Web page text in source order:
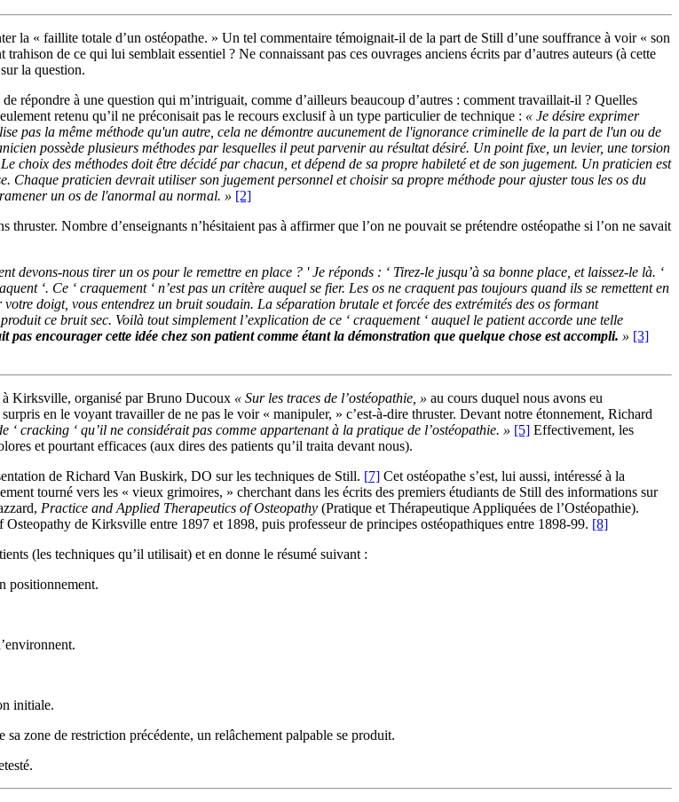
la « faillite totale d’un ostéopathe. » Un tel commentaire témoignait-il de la part de Still d’une souffrance à voir « son
de ce qui lui semblait essentiel ? Ne connaissant pas ces ouvrages anciens écrits par d’autres auteurs (à cette
la question.
répondre à une question qui m’intriguait, comme d’ailleurs beaucoup d’autres : comment travaillait-il ? Quelles
retenu qu’il ne préconisait pas le recours exclusif à un type particulier de technique : « Je désire exprimer
pas la même méthode qu'un autre, cela ne démontre aucunement de l'ignorance criminelle de la part de l'un ou de
possède plusieurs méthodes par lesquelles il peut parvenir au résultat désiré. Un point fixe, un levier, une torsion
choix des méthodes doit être décidé par chacun, et dépend de sa propre habileté et de son jugement. Un praticien est
Chaque praticien devrait utiliser son jugement personnel et choisir sa propre méthode pour ajuster tous les os du
un os de l'anormal au normal. » [2]
Nombre d’enseignants n’hésitaient pas à affirmer que l’on ne pouvait se prétendre ostéopathe si l’on ne savait
devons-nous tirer un os pour le remettre en place ? ' Je réponds : ‘ Tirez-le jusqu’à sa bonne place, et laissez-le là. ‘
‘. Ce ‘ craquement ‘ n’est pas un critère auquel se fier. Les os ne craquent pas toujours quand ils se remettent en
doigt, vous entendrez un bruit soudain. La séparation brutale et forcée des extrémités des os formant
ce bruit sec. Voilà tout simplement l’explication de ce ‘ craquement ‘ auquel le patient accorde une telle
pas encourager cette idée chez son patient comme étant la démonstration que quelque chose est accompli. » [3]
à Kirksville, organisé par Bruno Ducoux « Sur les traces de l’ostéopathie, » au cours duquel nous avons eu
en le voyant travailler de ne pas le voir « manipuler, » c’est-à-dire thruster. Devant notre étonnement, Richard
cracking ‘ qu’il ne considérait pas comme appartenant à la pratique de l’ostéopathie. » [5] Effectivement, les
et pourtant efficaces (aux dires des patients qu’il traita devant nous).
de Richard Van Buskirk, DO sur les techniques de Still. [7] Cet ostéopathe s’est, lui aussi, intéressé à la
tourné vers les « vieux grimoires, » cherchant dans les écrits des premiers étudiants de Still des informations sur
Practice and Applied Therapeutics of Osteopathy (Pratique et Thérapeutique Appliquées de l’Ostéopathie).
de Kirksville entre 1897 et 1898, puis professeur de principes ostéopathiques entre 1898-99. [8]
(les techniques qu’il utilisait) et en donne le résumé suivant :
positionnement.
initiale.
zone de restriction précédente, un relâchement palpable se produit.